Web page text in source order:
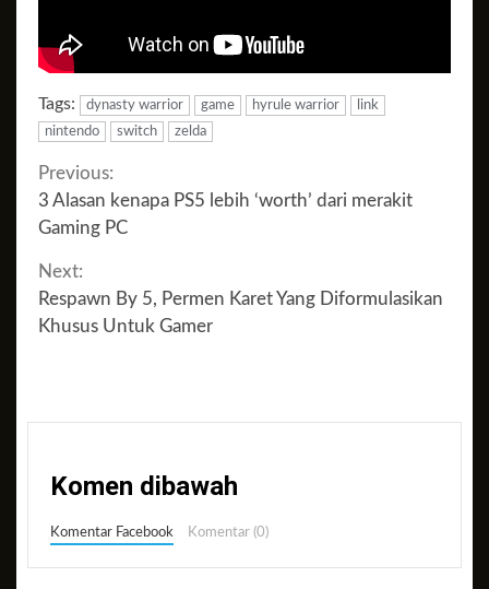
Tags: dynasty warrior game hyrule warrior
link
nintendo
switch zelda
Continue
Reading
Previous:
3 Alasan kenapa PS5 lebih ‘worth’ dari merakit
Gaming PC
Next:
Respawn By 5, Permen Karet Yang Diformulasikan
Khusus Untuk Gamer
Komen dibawah
Komentar Facebook Komentar (0)